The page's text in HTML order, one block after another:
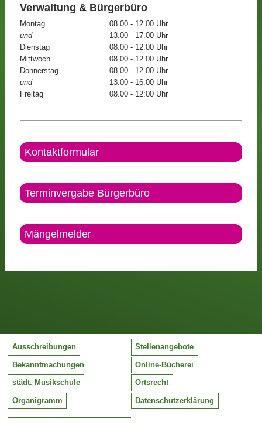
Verwaltung & Bürgerbüro
Montag
08.00 - 12.00 Uhr
und
13.00 - 17.00 Uhr
Dienstag
08.00 - 12.00 Uhr
Mittwoch
08.00 - 12.00 Uhr
Donnerstag
08.00 - 12.00 Uhr
und
13.00 - 16.00 Uhr
Freitag
08.00 - 12:00 Uhr
Kontaktformular
Terminvergabe Bürgerbüro
Mängelmelder
Ausschreibungen Stellenangebote
Bekanntmachungen Online-Bücherei
städt. Musikschule Ortsrecht
Organigramm Datenschutzerklärung